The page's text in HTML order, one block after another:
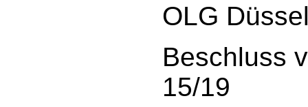
OLG
Beschluss
15/19